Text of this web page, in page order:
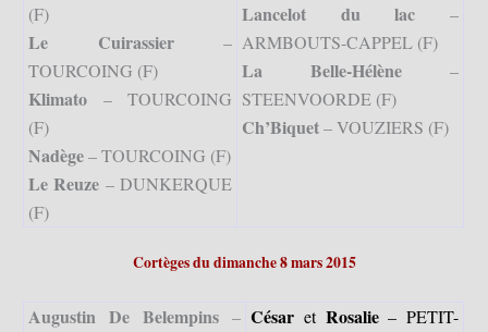
(F)
Le Cuirassier–
TOURCOING (F)
Klimato – TOURCOING
(F)
Nadège– TOURCOING (F)
Le Reuze – DUNKERQUE
(F)
Lancelot du lac –
ARMBOUTS-CAPPEL (F)
La Belle-Hélène –
STEENVOORDE (F)
Ch’Biquet– VOUZIERS (F)
Cortèges du dimanche 8 mars 2015
Augustin De Belempins – César et Rosalie– PETIT-